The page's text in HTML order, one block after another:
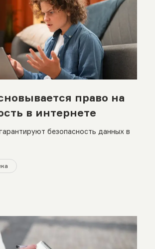
право на
в интернете
безопасность данных в